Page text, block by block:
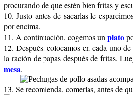
procurando de que estén bien fritas y
10. Justo antes de sacarlas le
por encima.
11. A continuación, cogemos un plato
12. Después, colocamos en cada uno
la ración de papas después de fritas.
mesa.
13. Se recomienda, comerlas, antes de